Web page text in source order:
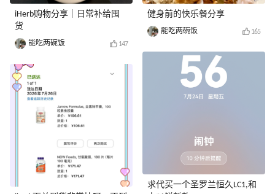
iHerb购物分享｜日常补给囤
货
能吃两碗饭 147
健身前的快乐餐分享
能吃两碗饭 165
求代买一个圣罗兰恒久LC1,和